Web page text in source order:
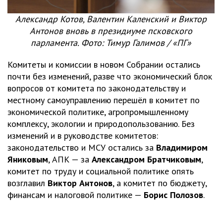
Александр Котов, Валентин Каленский и Виктор
Антонов вновь в президиуме псковского
парламента. Фото: Тимур Галимов / «ПГ»
Комитеты и комиссии в новом Собрании остались
почти без изменений, разве что экономический блок
вопросов от комитета по законодательству и
местному самоуправлению перешёл в комитет по
экономической политике, агропромышленному
комплексу, экологии и природопользованию. Без
изменений и в руководстве комитетов:
законодательство и МСУ остались за Владимиром
Яниковым, АПК — за Александром Братчиковым,
комитет по труду и социальной политике опять
возглавил Виктор Антонов, а комитет по бюджету,
финансам и налоговой политике — Борис Полозов.